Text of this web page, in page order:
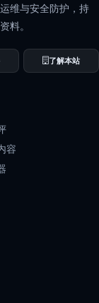
维与安全防护，持
料。
了解本站
容